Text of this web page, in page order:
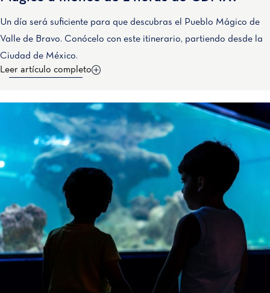
Un día será suficiente para que descubras el Pueblo Mágico de
Valle de Bravo. Conócelo con este itinerario, partiendo desde la
Ciudad de México.
Leer artículo completo